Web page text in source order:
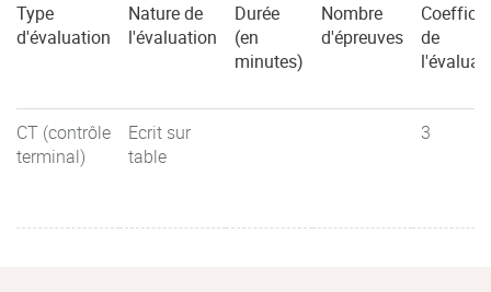
Type
d'évaluation
Nature de
l'évaluation
Durée
(en
minutes)
Nombre
d'épreuves
de
CT (contrôle
terminal)
Ecrit sur
table
3